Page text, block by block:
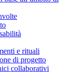
e rituali
di progetto
collaborativi